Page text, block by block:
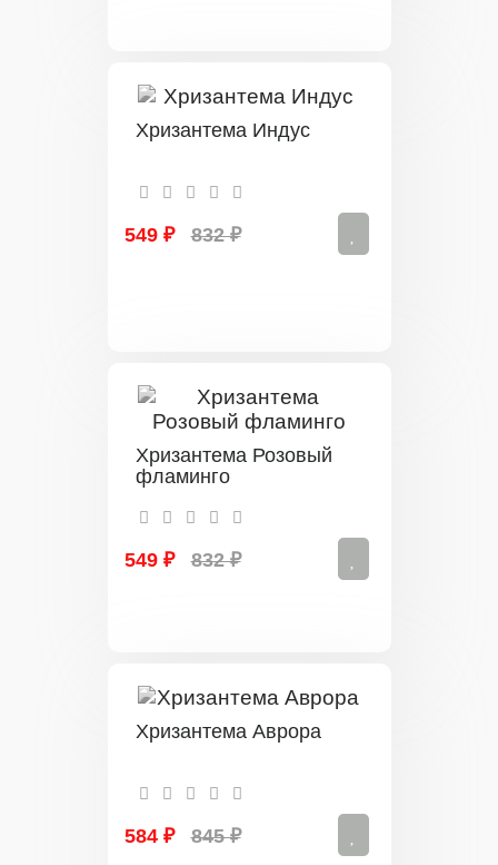
Хризантема Индус
549 ₽ 832 ₽
Хризантема Розовый
фламинго
549 ₽ 832 ₽
Хризантема Аврора
584 ₽ 845 ₽